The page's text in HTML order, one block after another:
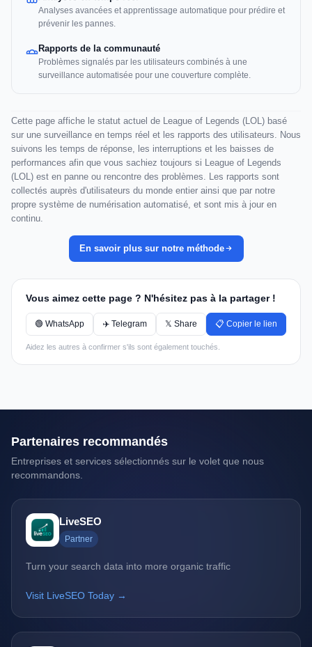
Analyses avancées et apprentissage automatique pour prédire et
prévenir les pannes.
Rapports de la communauté
Problèmes signalés par les utilisateurs combinés à une
surveillance automatisée pour une couverture complète.
Cette page affiche le statut actuel de League of Legends (LOL) basé
sur une surveillance en temps réel et les rapports des utilisateurs. Nous
suivons les temps de réponse, les interruptions et les baisses de
performances afin que vous sachiez toujours si League of Legends
(LOL) est en panne ou rencontre des problèmes. Les rapports sont
collectés auprès d'utilisateurs du monde entier ainsi que par notre
propre système de numérisation automatisé, et sont mis à jour en
continu.
En savoir plus sur notre méthode
Vous aimez cette page ? N'hésitez pas à la partager !
🟢 WhatsApp ✈️ Telegram 𝕏 Share 📋 Copier le lien
Aidez les autres à confirmer s'ils sont également touchés.
Partenaires recommandés
Entreprises et services sélectionnés sur le volet que nous
recommandons.
LiveSEO
Partner
Turn your search data into more organic traffic
Visit LiveSEO Today →